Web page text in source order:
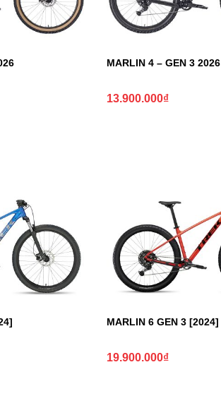
MARLIN 4 – GEN 3 2026
13.900.000₫
MARLIN 6 GEN 3 [2024]
19.900.000₫